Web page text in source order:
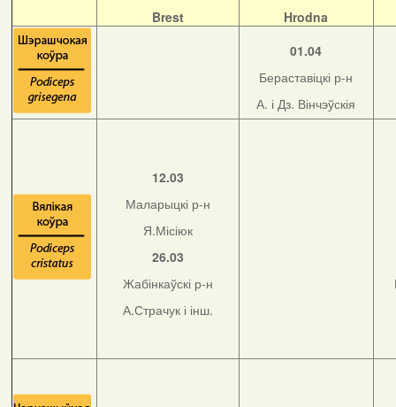
Brest
Hrodna
01.04
Бераставіцкі р-н
А. і Дз. Вінчэўскія
12.03
Маларыцкі р-н
Я.Місіюк
26.03
Жабінкаўскі р-н
А.Страчук і інш.